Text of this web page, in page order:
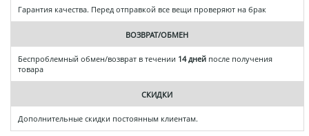
Гарантия качества. Перед отправкой все вещи проверяют на брак
ВОЗВРАТ/ОБМЕН
Беспроблемный обмен/возврат в течении 14 дней после получения
товара
СКИДКИ
Дополнительные скидки постоянным клиентам.